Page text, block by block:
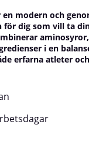
en modern och
dig som vill ta
i en
erfarna atleter